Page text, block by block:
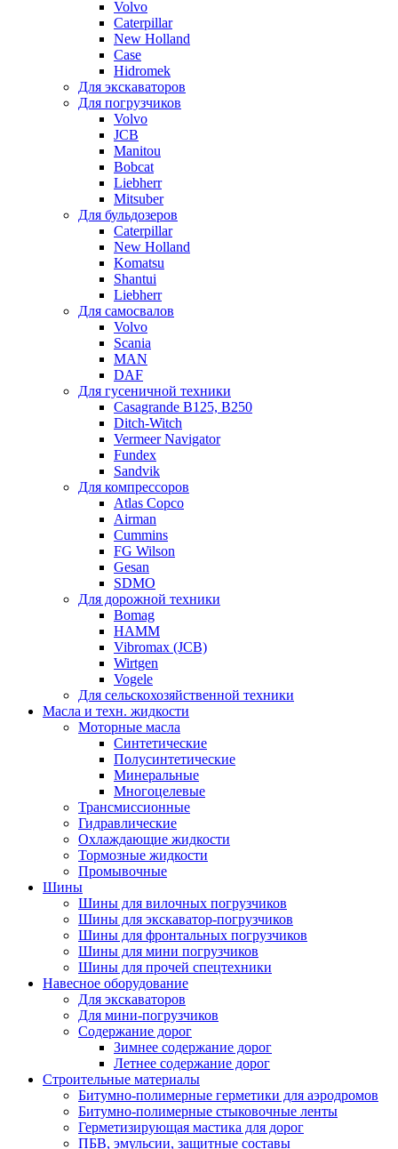
Volvo
Caterpillar
New Holland
Case
Hidromek
Для экскаваторов
Для погрузчиков
Volvo
JCB
Manitou
Bobcat
Liebherr
Mitsuber
Для бульдозеров
Caterpillar
New Holland
Komatsu
Shantui
Liebherr
Для самосвалов
Volvo
Scania
MAN
DAF
Для гусеничной техники
Casagrande B125, B250
Ditch-Witch
Vermeer Navigator
Fundex
Sandvik
Для компрессоров
Atlas Copco
Airman
Cummins
FG Wilson
Gesan
SDMO
Для дорожной техники
Bomag
HAMM
Vibromax (JCB)
Wirtgen
Vogele
Для сельскохозяйственной техники
Масла и техн. жидкости
Моторные масла
Синтетические
Полусинтетические
Минеральные
Многоцелевые
Трансмиссионные
Гидравлические
Охлаждающие жидкости
Тормозные жидкости
Промывочные
Шины
Шины для вилочных погрузчиков
Шины для экскаватор-погрузчиков
Шины для фронтальных погрузчиков
Шины для мини погрузчиков
Шины для прочей спецтехники
Навесное оборудование
Для экскаваторов
Для мини-погрузчиков
Содержание дорог
Зимнее содержание дорог
Летнее содержание дорог
Строительные материалы
Битумно-полимерные герметики для аэродромов
Битумно-полимерные стыковочные ленты
Герметизирующая мастика для дорог
ПБВ, эмульсии, защитные составы